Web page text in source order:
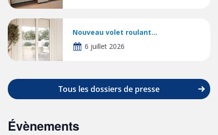
Nouveau volet roulant...
6 juillet 2026
Tous les dossiers de presse
Évènements